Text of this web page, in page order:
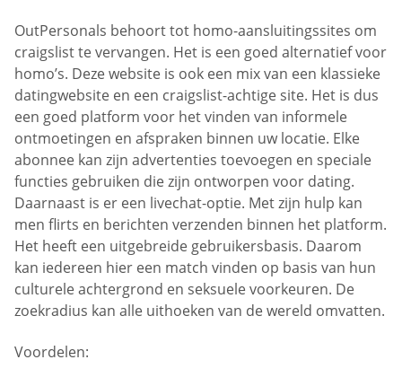
OutPersonals behoort tot homo-aansluitingssites om
craigslist te vervangen. Het is een goed alternatief voor
homo’s. Deze website is ook een mix van een klassieke
datingwebsite en een craigslist-achtige site. Het is dus
een goed platform voor het vinden van informele
ontmoetingen en afspraken binnen uw locatie. Elke
abonnee kan zijn advertenties toevoegen en speciale
functies gebruiken die zijn ontworpen voor dating.
Daarnaast is er een livechat-optie. Met zijn hulp kan
men flirts en berichten verzenden binnen het platform.
Het heeft een uitgebreide gebruikersbasis. Daarom
kan iedereen hier een match vinden op basis van hun
culturele achtergrond en seksuele voorkeuren. De
zoekradius kan alle uithoeken van de wereld omvatten.
Voordelen: